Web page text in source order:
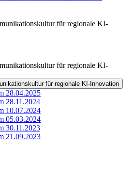
für regionale KI-
für regionale KI-
für regionale KI-Innovation
28.04.2025
28.11.2024
10.07.2024
05.03.2024
30.11.2023
21.09.2023